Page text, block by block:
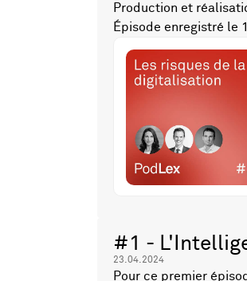
Production et
Épisode enregistré le
#1 -
23.04.2024
Pour ce premier